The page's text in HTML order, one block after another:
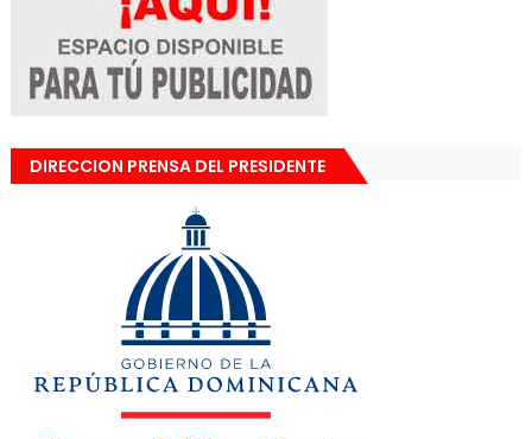
DIRECCION PRENSA DEL PRESIDENTE